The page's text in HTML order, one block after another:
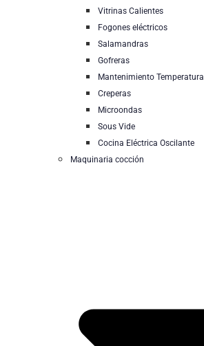
Vitrinas Calientes
Fogones eléctricos
Salamandras
Gofreras
Mantenimiento Temperatura
Creperas
Microondas
Sous Vide
Cocina Eléctrica Oscilante
Maquinaria cocción